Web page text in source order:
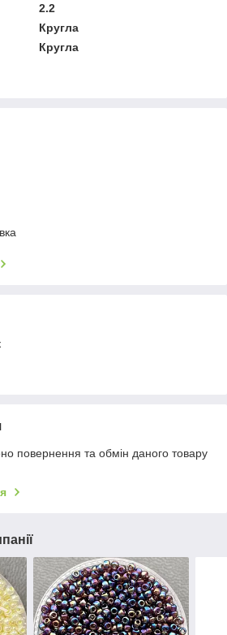
2.2
Кругла
Кругла
повернення та обмін даного товару